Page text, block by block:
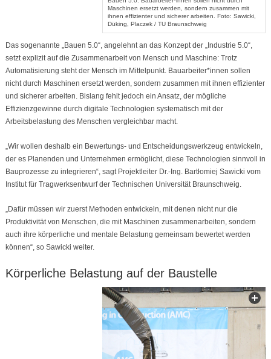
Maschinen ersetzt werden, sondern zusammen mit
ihnen effizienter und sicherer arbeiten. Foto: Sawicki,
Düking, Placzek / TU Braunschweig
Das sogenannte „Bauen 5.0“, angelehnt an das Konzept der „Industrie 5.0“,
setzt explizit auf die Zusammenarbeit von Mensch und Maschine: Trotz
Automatisierung steht der Mensch im Mittelpunkt. Bauarbeiter*innen sollen
nicht durch Maschinen ersetzt werden, sondern zusammen mit ihnen effizienter
und sicherer arbeiten. Bislang fehlt jedoch ein Ansatz, der mögliche
Effizienzgewinne durch digitale Technologien systematisch mit der
Arbeitsbelastung des Menschen vergleichbar macht.
„Wir wollen deshalb ein Bewertungs- und Entscheidungswerkzeug entwickeln,
der es Planenden und Unternehmen ermöglicht, diese Technologien sinnvoll in
Bauprozesse zu integrieren“, sagt Projektleiter Dr.-Ing. Bartłomiej Sawicki vom
Institut für Tragwerksentwurf der Technischen Universität Braunschweig.
„Dafür müssen wir zuerst Methoden entwickeln, mit denen nicht nur die
Produktivität von Menschen, die mit Maschinen zusammenarbeiten, sondern
auch ihre körperliche und mentale Belastung gemeinsam bewertet werden
können“, so Sawicki weiter.
Körperliche Belastung auf der Baustelle